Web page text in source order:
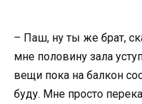
– Паш, ну ты же брат,
мне половину зала
вещи пока на балкон
буду. Мне просто